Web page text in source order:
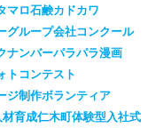
マロ石鹸カドカワ
グループ会社コンクール
ナンバーパラパラ漫画
トコンテスト
ジ制作ボランティア
育成仁木町体験型入社式